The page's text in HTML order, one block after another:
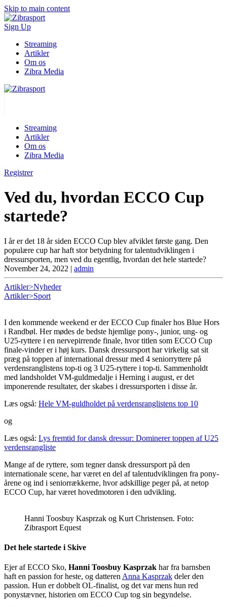
Skip to main content
Sign Up
Streaming
Artikler
Om os
Zibra Media
Streaming
Artikler
Om os
Zibra Media
Registrer
Ved du, hvordan ECCO Cup
startede?
I år er det 18 år siden ECCO Cup blev afviklet første gang. Den
populære cup har haft stor betydning for talentudviklingen i
dressursporten, men ved du egentlig, hvordan det hele startede?
November 24, 2022 | admin
Artikler>Nyheder
Artikler>Sport
I den kommende weekend er der ECCO Cup finaler hos Blue Hors
i Randbøl. Her mødes de bedste hjemlige pony-, junior, ung- og
U25-ryttere i en nervepirrende finale, hvor titlen som ECCO Cup
finale-vinder er i høj kurs. Dansk dressursport har virkelig sat sit
præg på toppen af international dressur med 4 seniorryttere på
verdensranglistens top-ti og 3 U25-ryttere i top-ti. Sammenholdt
med landsholdet VM-guldmedalje i Herning i august, er det
imponerende resultater, der skabes i dressursporten i disse år.
Læs også: Hele VM-guldholdet på verdensranglistens top 10
og
Læs også: Lys fremtid for dansk dressur: Dominerer toppen af U25
verdensrangliste
Mange af de ryttere, som tegner dansk dressursport på den
internationale scene, har været en del af talentudviklingen fra pony-
årene og ind i seniorrækkerne, hvor adskillige peger på, at netop
ECCO Cup, har været hovedmotoren i den udvikling.
Hanni Toosbuy Kasprzak og Kurt Christensen. Foto:
Zibrasport Equest
Det hele startede i Skive
Ejer af ECCO Sko, Hanni Toosbuy Kasprzak har fra barnsben
haft en passion for heste, og datterenAnna Kasprzak deler den
passion. Hun er dobbelt OL-finalist, og det var mens hun red
ponystævner, historien om ECCO Cup tog sin begyndelse.